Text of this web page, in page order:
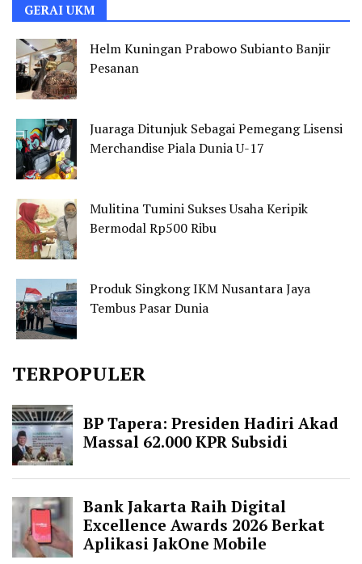
GERAI UKM
Helm Kuningan Prabowo Subianto Banjir
Pesanan
Juaraga Ditunjuk Sebagai Pemegang Lisensi
Merchandise Piala Dunia U-17
Mulitina Tumini Sukses Usaha Keripik
Bermodal Rp500 Ribu
Produk Singkong IKM Nusantara Jaya
Tembus Pasar Dunia
TERPOPULER